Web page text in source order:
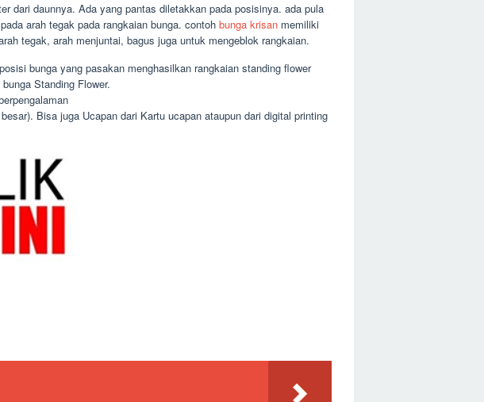
dari daunnya. Ada yang pantas diletakkan pada posisinya. ada pula
arah tegak pada rangkaian bunga. contoh bunga krisan memiliki
tegak, arah menjuntai, bagus juga untuk mengeblok rangkaian.
bunga yang pasakan menghasilkan rangkaian standing flower
Standing Flower.
Bisa juga Ucapan dari Kartu ucapan ataupun dari digital printing